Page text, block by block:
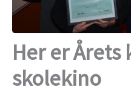
Her er Årets
skolekino